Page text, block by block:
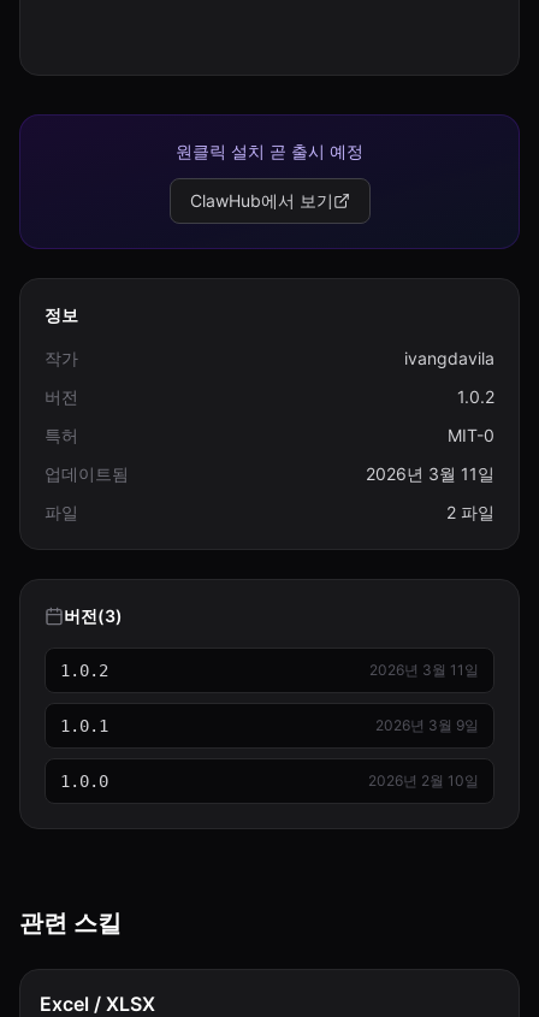
원클릭 설치 곧 출시 예정
ClawHub에서 보기
정보
작가
ivangdavila
버전
1.0.2
특허
MIT-0
업데이트됨
2026년 3월 11일
파일
2 파일
버전(3)
1.0.2 2026년 3월 11일
1.0.1 2026년 3월 9일
1.0.0 2026년 2월 10일
관련 스킬
Excel / XLSX